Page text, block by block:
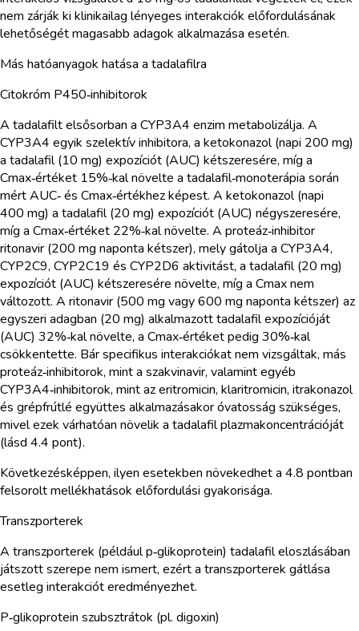
nem zárják ki klinikailag lényeges interakciók előfordulásának
lehetőségét magasabb adagok alkalmazása esetén.
Más hatóanyagok hatása a tadalafilra
Citokróm P450‑inhibitorok
A tadalafilt elsősorban a CYP3A4 enzim metabolizálja. A
CYP3A4 egyik szelektív inhibitora, a ketokonazol (napi 200 mg)
a tadalafil (10 mg) expozíciót (AUC) kétszeresére, míg a
Cmax‑értéket 15%‑kal növelte a tadalafil‑monoterápia során
mért AUC‑ és Cmax‑értékhez képest. A ketokonazol (napi
400 mg) a tadalafil (20 mg) expozíciót (AUC) négyszeresére,
míg a Cmax‑értéket 22%‑kal növelte. A proteáz‑inhibitor
ritonavir (200 mg naponta kétszer), mely gátolja a CYP3A4,
CYP2C9, CYP2C19 és CYP2D6 aktivitást, a tadalafil (20 mg)
expozíciót (AUC) kétszeresére növelte, míg a Cmax nem
változott. A ritonavir (500 mg vagy 600 mg naponta kétszer) az
egyszeri adagban (20 mg) alkalmazott tadalafil expozícióját
(AUC) 32%‑kal növelte, a Cmax‑értéket pedig 30%‑kal
csökkentette. Bár specifikus interakciókat nem vizsgáltak, más
proteáz‑inhibitorok, mint a szakvinavir, valamint egyéb
CYP3A4‑inhibitorok, mint az eritromicin, klaritromicin, itrakonazol
és grépfrútlé együttes alkalmazásakor óvatosság szükséges,
mivel ezek várhatóan növelik a tadalafil plazmakoncentrációját
(lásd 4.4 pont).
Következésképpen, ilyen esetekben növekedhet a 4.8 pontban
felsorolt mellékhatások előfordulási gyakorisága.
Transzporterek
A transzporterek (például p‑glikoprotein) tadalafil eloszlásában
játszott szerepe nem ismert, ezért a transzporterek gátlása
esetleg interakciót eredményezhet.
P‑glikoprotein szubsztrátok (pl. digoxin)